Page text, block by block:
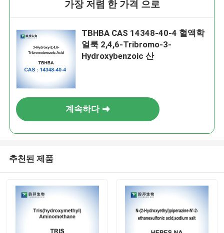
가장 저렴 한 가격 으로
TBHBA CAS 14348-40-4 혈액학
얼룩 2,4,6-Tribromo-3-
Hydroxybenzoic 산
계속하다
추천된 제품